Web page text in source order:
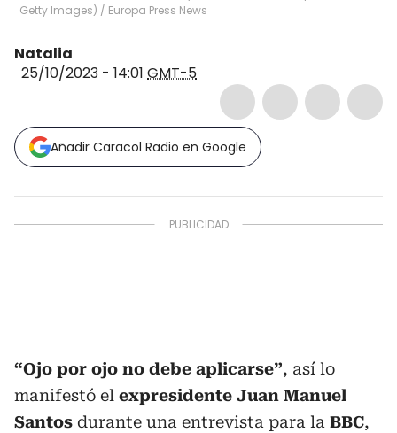
Getty Images) / Europa Press News
Natalia
25/10/2023 - 14:01 GMT-5
Añadir Caracol Radio en Google
“Ojo por ojo no debe aplicarse”, así lo
manifestó el expresidente Juan Manuel
Santos durante una entrevista para la BBC,